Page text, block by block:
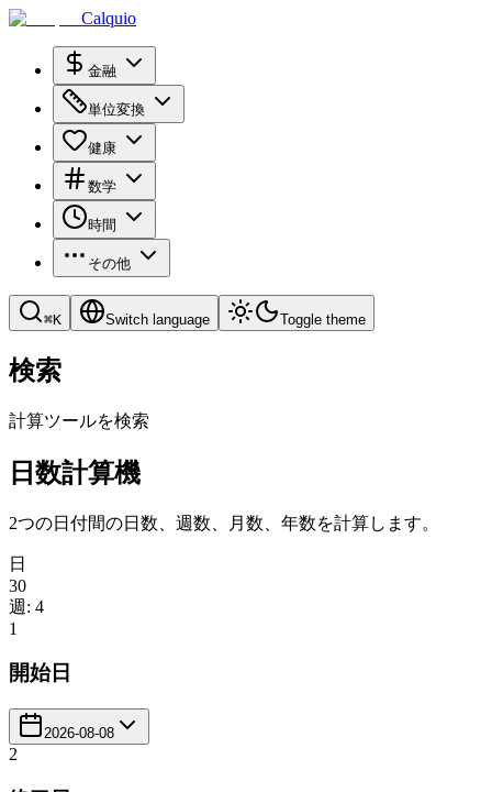
Calquio
金融
単位変換
健康
数学
時間
その他
⌘K Switch language Toggle theme
検索
計算ツールを検索
日数計算機
2つの日付間の日数、週数、月数、年数を計算します。
日
30
週 : 4
1
開始日
2026-08-08
2